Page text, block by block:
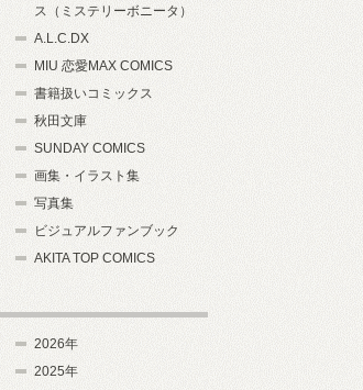
ス（ミステリーボニータ）
A.L.C.DX
MIU 恋愛MAX COMICS
書籍扱いコミックス
秋田文庫
SUNDAY COMICS
画集・イラスト集
写真集
ビジュアルファンブック
AKITA TOP COMICS
2026年
2025年